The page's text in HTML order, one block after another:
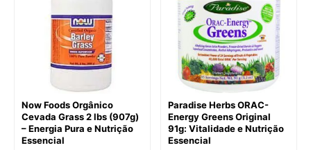
Now Foods Orgânico
Cevada Grass 2 lbs (907g)
– Energia Pura e Nutrição
Essencial
Paradise Herbs ORAC-
Energy Greens Original
91g: Vitalidade e Nutrição
Essencial